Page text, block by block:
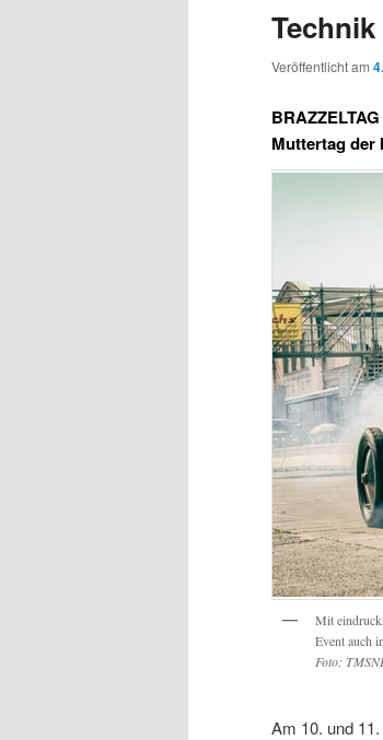
Veröffentlicht am
Muttertag der
Mit
Event auch
Foto:
Am 10. und